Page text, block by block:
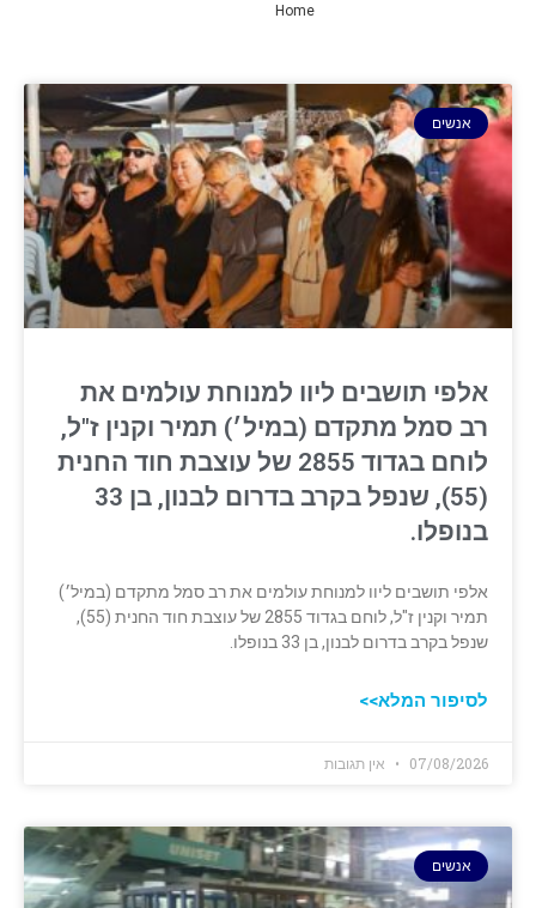
Home
אנשים
אלפי תושבים ליוו למנוחת עולמים את
רב סמל מתקדם (במיל׳) תמיר וקנין ז"ל,
לוחם בגדוד 2855 של עוצבת חוד החנית
(55), שנפל בקרב בדרום לבנון, בן 33
בנופלו.
אלפי תושבים ליוו למנוחת עולמים את רב סמל מתקדם (במיל׳)
תמיר וקנין ז"ל, לוחם בגדוד 2855 של עוצבת חוד החנית (55),
שנפל בקרב בדרום לבנון, בן 33 בנופלו.
לסיפור המלא>>
07/08/2026 אין תגובות
אנשים